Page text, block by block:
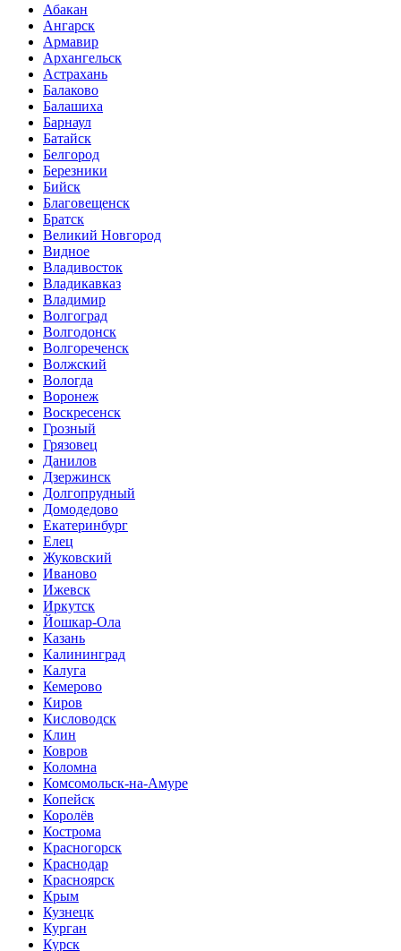
Абакан
Ангарск
Армавир
Архангельск
Астрахань
Балаково
Балашиха
Барнаул
Батайск
Белгород
Березники
Бийск
Благовещенск
Братск
Великий Новгород
Видное
Владивосток
Владикавказ
Владимир
Волгоград
Волгодонск
Волгореченск
Волжский
Вологда
Воронеж
Воскресенск
Грозный
Грязовец
Данилов
Дзержинск
Долгопрудный
Домодедово
Екатеринбург
Елец
Жуковский
Иваново
Ижевск
Иркутск
Йошкар-Ола
Казань
Калининград
Калуга
Кемерово
Киров
Кисловодск
Клин
Ковров
Коломна
Комсомольск-на-Амуре
Копейск
Королёв
Кострома
Красногорск
Краснодар
Красноярск
Крым
Кузнецк
Курган
Курск